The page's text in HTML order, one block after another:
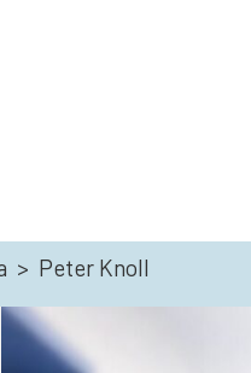
> Peter Knoll